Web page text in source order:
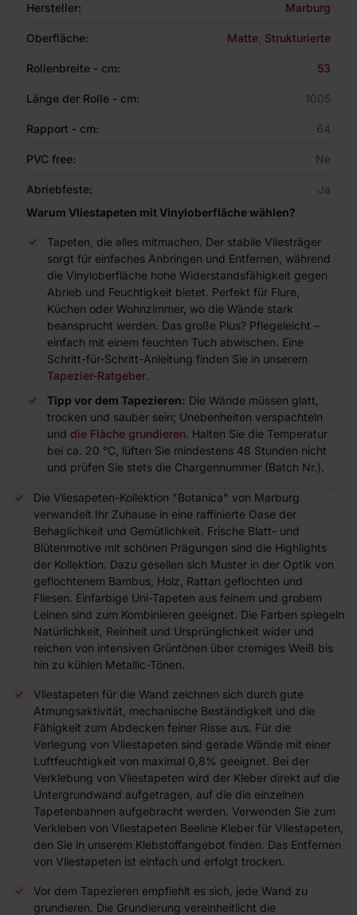
Hersteller: Marburg
Oberfläche: Matte Strukturierte
Rollenbreite - cm: 53
Länge der Rolle - cm: 1005
Rapport - cm: 64
PVC free: Ne
Abriebfeste:
Ja
Warum Vliestapeten mit Vinyloberfläche wählen?
Tapeten, die alles mitmachen. Der stabile Vliesträger
sorgt für einfaches Anbringen und Entfernen, während
die Vinyloberfläche hohe Widerstandsfähigkeit gegen
Abrieb und Feuchtigkeit bietet. Perfekt für Flure,
Küchen oder Wohnzimmer, wo die Wände stark
beansprucht werden. Das große Plus? Pflegeleicht –
einfach mit einem feuchten Tuch abwischen. Eine
Schritt-für-Schritt-Anleitung finden Sie in unserem
Tapezier-Ratgeber.
Tipp vor dem Tapezieren: Die Wände müssen glatt,
trocken und sauber sein; Unebenheiten verspachteln
und die Fläche grundieren. Halten Sie die Temperatur
bei ca. 20 °C, lüften Sie mindestens 48 Stunden nicht
und prüfen Sie stets die Chargennummer (Batch Nr.).
Die Vliesapeten-Kollektion "Botanica" von Marburg
verwandelt Ihr Zuhause in eine raffinierte Oase der
Behaglichkeit und Gemütlichkeit. Frische Blatt- und
Blütenmotive mit schönen Prägungen sind die Highlights
der Kollektion. Dazu gesellen sich Muster in der Optik von
geflochtenem Bambus, Holz, Rattan geflochten und
Fliesen. Einfarbige Uni-Tapeten aus feinem und grobem
Leinen sind zum Kombinieren geeignet. Die Farben spiegeln
Natürlichkeit, Reinheit und Ursprünglichkeit wider und
reichen von intensiven Grüntönen über cremiges Weiß bis
hin zu kühlen Metallic-Tönen.
Vliestapeten für die Wand zeichnen sich durch gute
Atmungsaktivität, mechanische Beständigkeit und die
Fähigkeit zum Abdecken feiner Risse aus. Für die
Verlegung von Vliestapeten sind gerade Wände mit einer
Luftfeuchtigkeit von maximal 0,8% geeignet. Bei der
Verklebung von Vliestapeten wird der Kleber direkt auf die
Untergrundwand aufgetragen, auf die die einzelnen
Tapetenbahnen aufgebracht werden. Verwenden Sie zum
Verkleben von Vliestapeten Beeline Kleber für Vliestapeten,
den Sie in unserem Klebstoffangebot finden. Das Entfernen
von Vliestapeten ist einfach und erfolgt trocken.
Vor dem Tapezieren empfiehlt es sich, jede Wand zu
grundieren. Die Grundierung vereinheitlicht die